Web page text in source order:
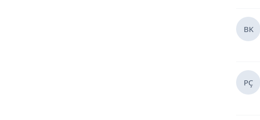
BK
PÇ